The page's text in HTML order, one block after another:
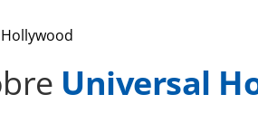
Universal